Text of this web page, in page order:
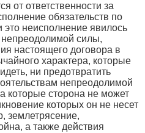
от ответственности за
обязательств по
это неисполнение явилось
непреодолимой силы,
настоящего договора в
характера, которые
ни предотвратить
непреодолимой
которые сторона не может
которых он не несет
землетрясение,
а также действия